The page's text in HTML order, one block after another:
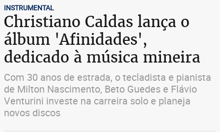
INSTRUMENTAL
Christiano Caldas lança o
álbum 'Afinidades',
dedicado à música mineira
Com 30 anos de estrada, o tecladista e pianista
de Milton Nascimento, Beto Guedes e Flávio
Venturini investe na carreira solo e planeja
novos discos